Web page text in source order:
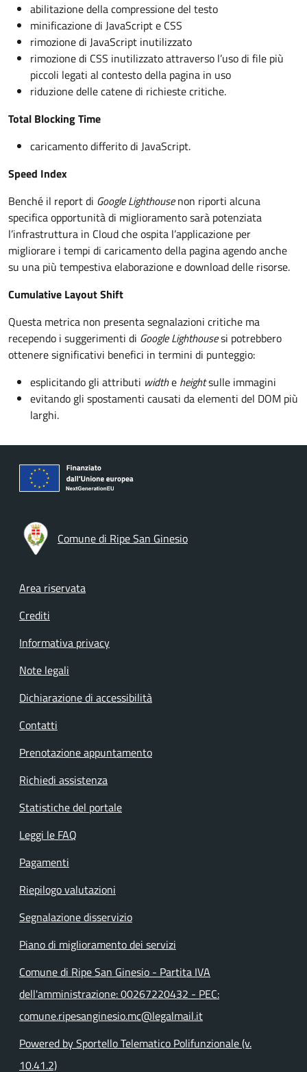
abilitazione della compressione del testo
minificazione di JavaScript e CSS
rimozione di JavaScript inutilizzato
rimozione di CSS inutilizzato attraverso l’uso di file più
piccoli legati al contesto della pagina in uso
riduzione delle catene di richieste critiche.
Total Blocking Time
caricamento differito di JavaScript.
Speed Index
Benché il report di Google Lighthousenon riporti alcuna
specifica opportunità di miglioramento sarà potenziata
l’infrastruttura in Cloud che ospita l’applicazione per
migliorare i tempi di caricamento della pagina agendo anche
su una più tempestiva elaborazione e download delle risorse.
Cumulative Layout Shift
Questa metrica non presenta segnalazioni critiche ma
recependo i suggerimenti di Google Lighthousesi potrebbero
ottenere significativi benefici in termini di punteggio:
esplicitando gli attributi widthe heightsulle immagini
evitando gli spostamenti causati da elementi del DOM più
larghi.
Comune di Ripe San Ginesio
Footer menu
Area riservata
Crediti
Informativa privacy
Note legali
Dichiarazione di accessibilità
Contatti
Prenotazione appuntamento
Richiedi assistenza
Statistiche del portale
Leggi le FAQ
Pagamenti
Riepilogo valutazioni
Segnalazione disservizio
Piano di miglioramento dei servizi
Comune di Ripe San Ginesio - Partita IVA
dell'amministrazione: 00267220432 - PEC:
comune.ripesanginesio.mc@legalmail.it
Powered by Sportello Telematico Polifunzionale (v.
10.41.2)